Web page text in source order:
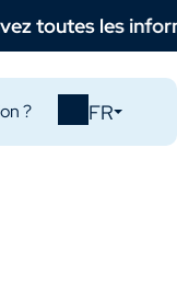
informations
? FR